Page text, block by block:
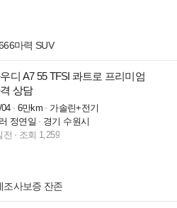
마력 SUV
디 A7 55 TFSI 콰트로 프리미엄
상담
6만km
가솔린+전기
정연일
경기 수원시
전
조회 1,259
조사보증 잔존